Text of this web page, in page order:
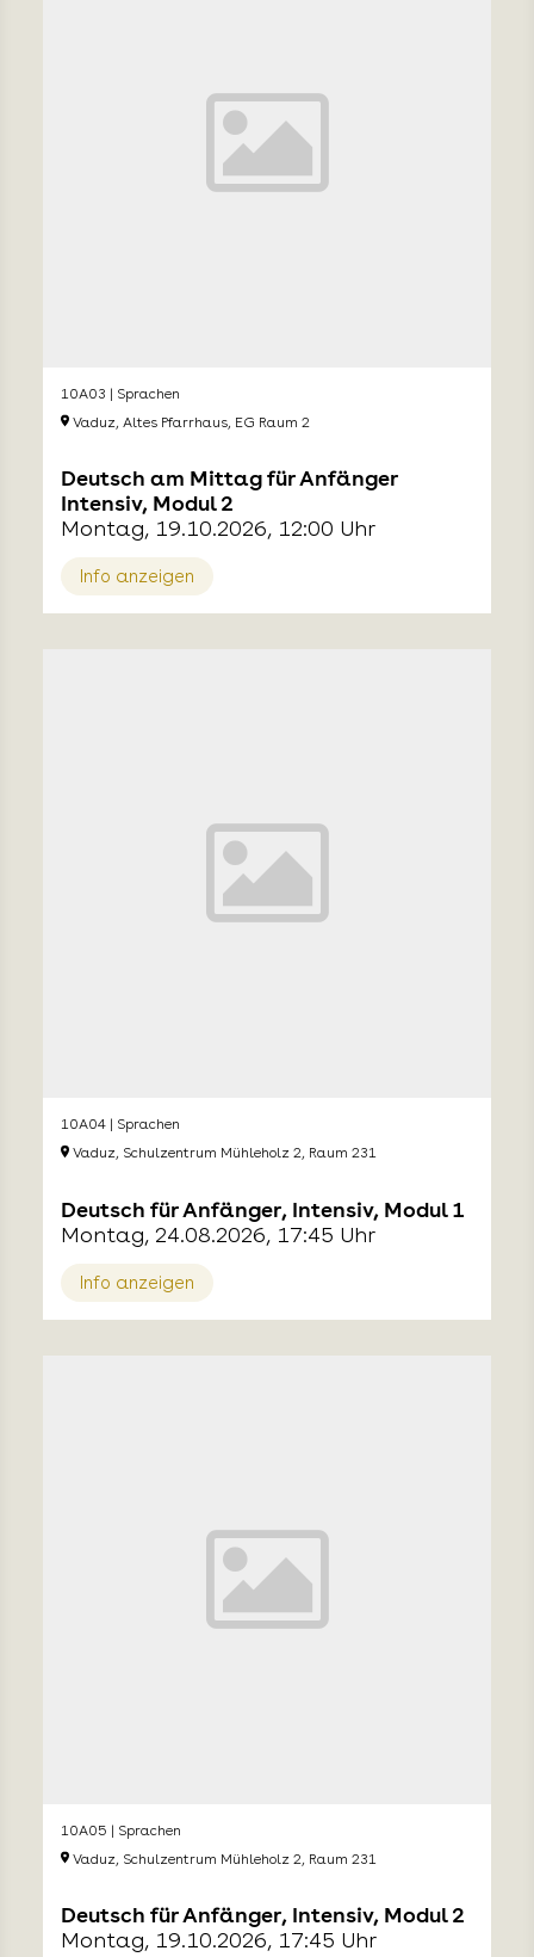
10A03 | Sprachen
Vaduz, Altes Pfarrhaus, EG Raum 2
Deutsch am Mittag für Anfänger
Intensiv, Modul 2
Montag, 19.10.2026, 12:00 Uhr
Info anzeigen
10A04 | Sprachen
Vaduz, Schulzentrum Mühleholz 2, Raum 231
Deutsch für Anfänger, Intensiv, Modul 1
Montag, 24.08.2026, 17:45 Uhr
Info anzeigen
10A05 | Sprachen
Vaduz, Schulzentrum Mühleholz 2, Raum 231
Deutsch für Anfänger, Intensiv, Modul 2
Montag, 19.10.2026, 17:45 Uhr